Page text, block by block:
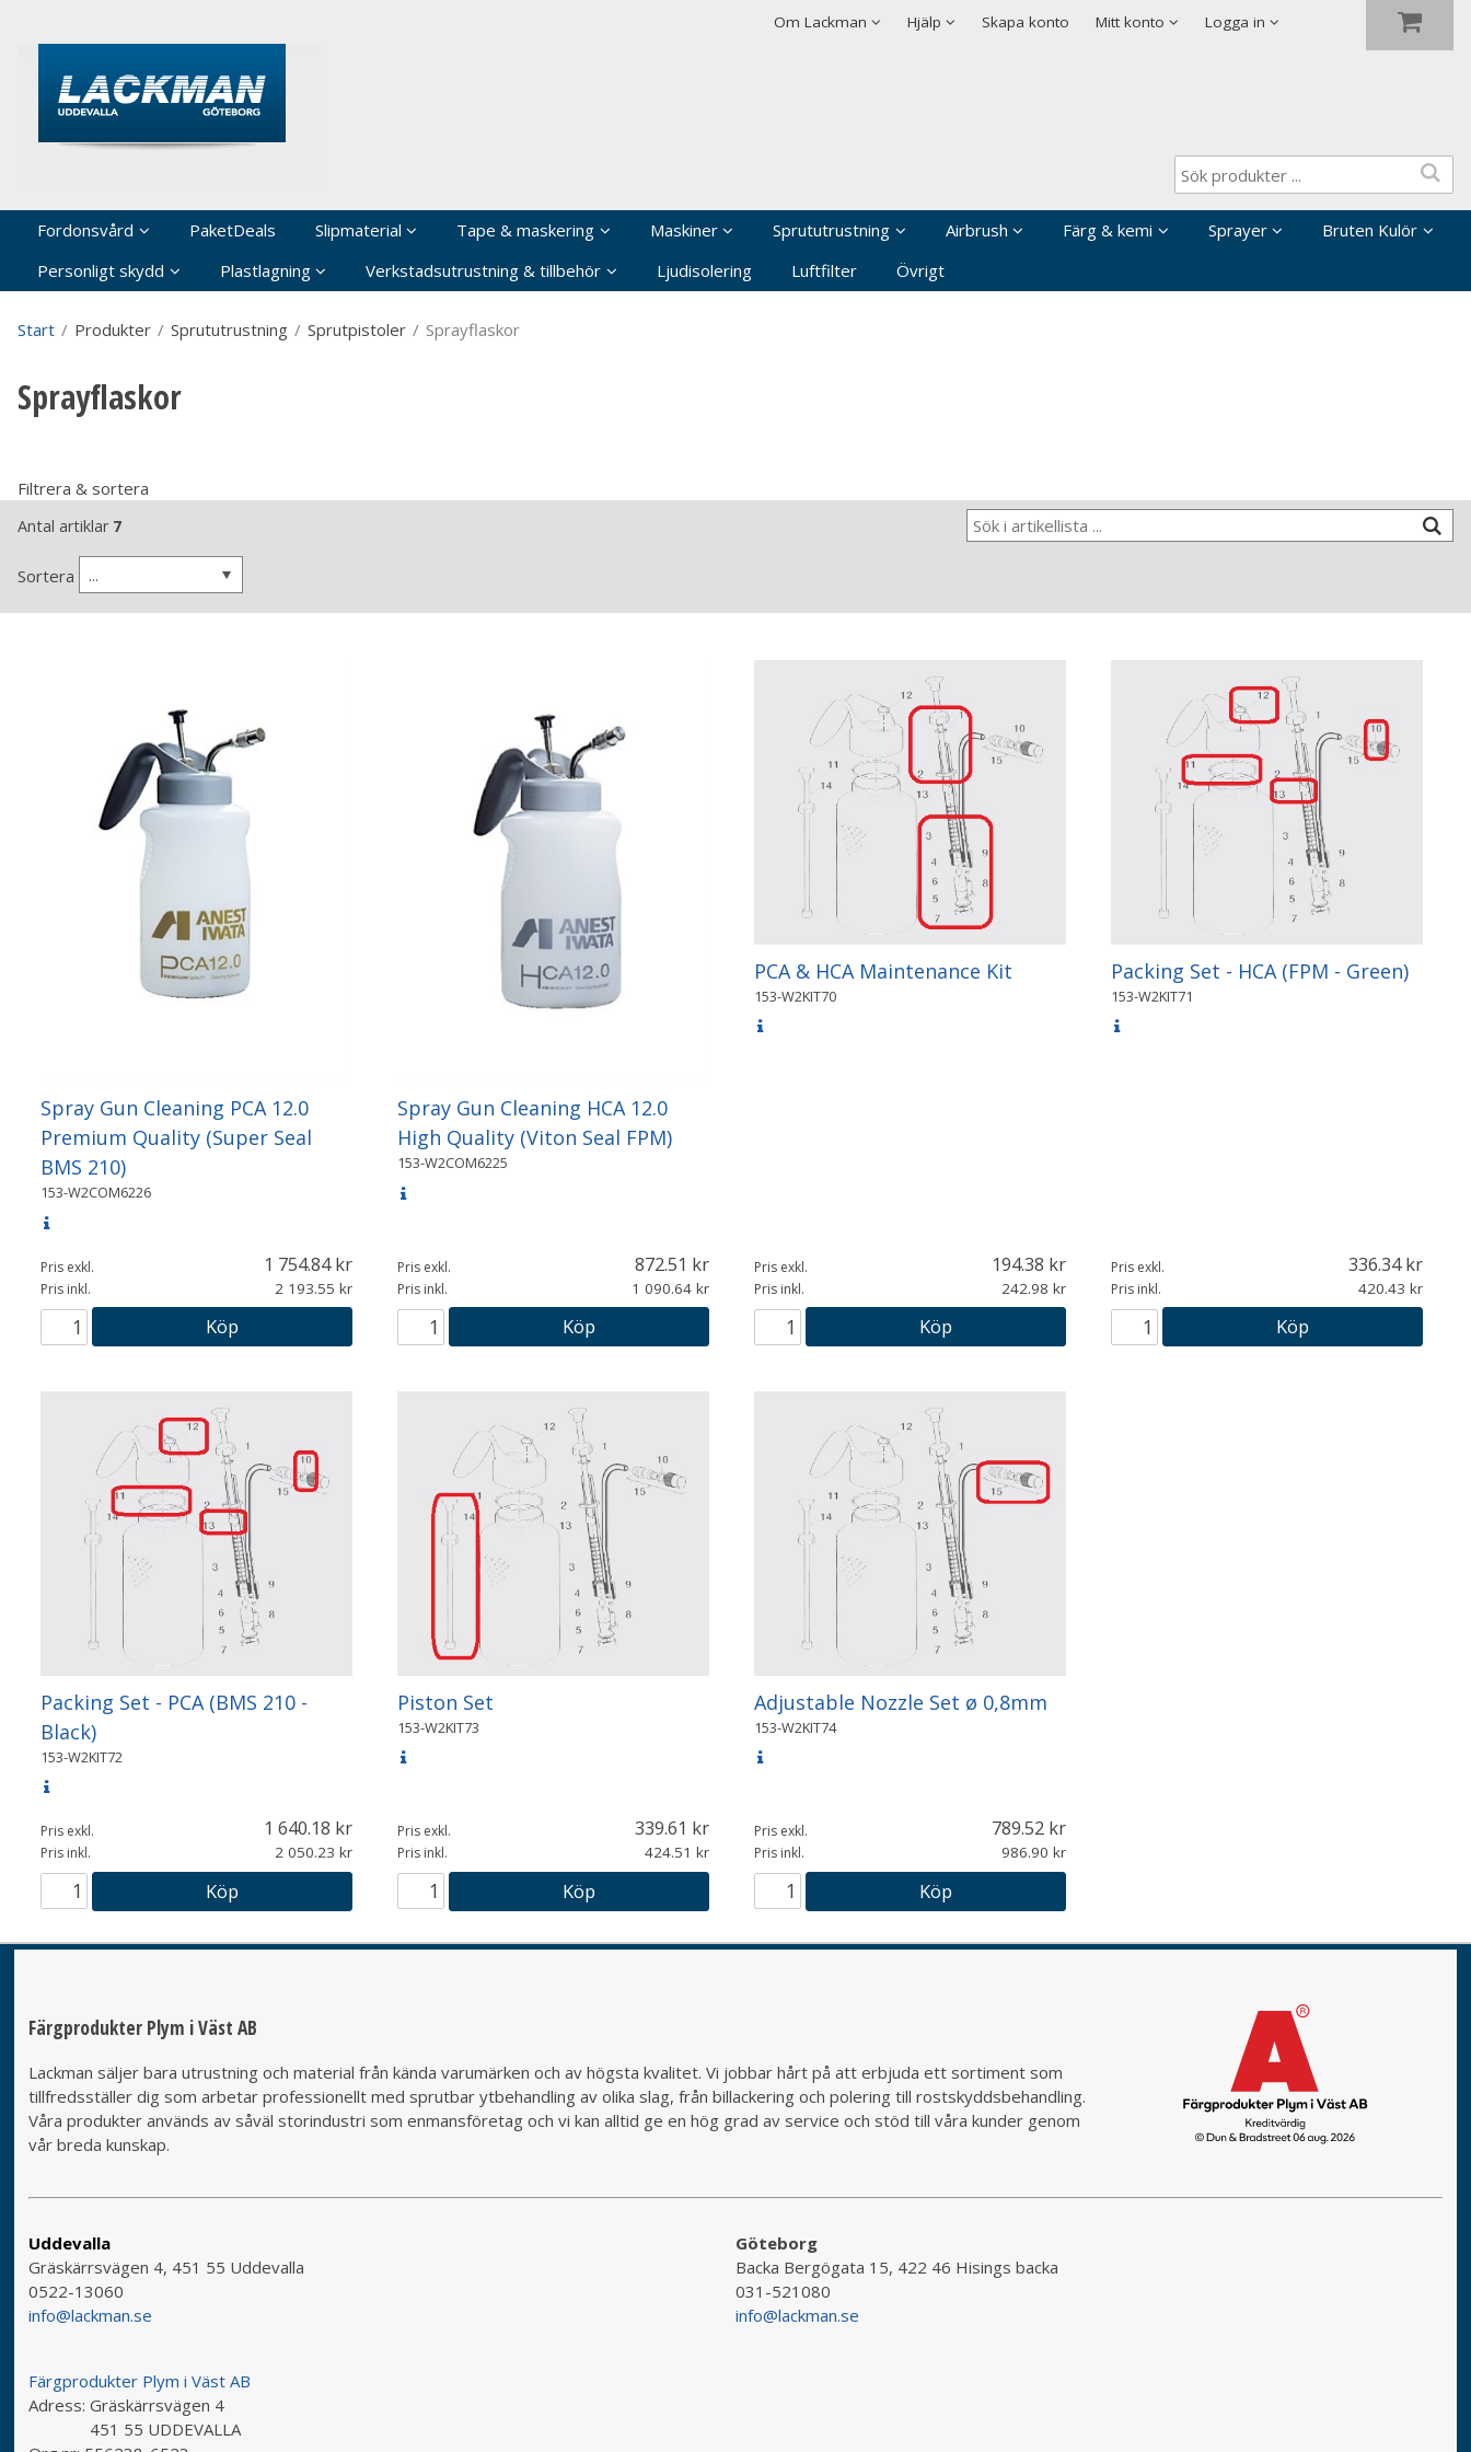
Om Lackman
Villkor Hjälp
Integritetspolicy Skapa konto Mitt konto Logga in
Skapa nytt konto
Fordonsvård PaketDeals Slipmaterial Tape & maskering Maskiner Sprututrustning Airbrush Färg & kemi Sprayer
Bruten Kulör
Personligt skydd
Plastlagning Verkstadsutrustning & tillbehör Ljudisolering Luftfilter Övrigt
Start / Produkter / Sprututrustning / Sprutpistoler / Sprayflaskor
Sprayflaskor
Filtrera & sortera
Antal artiklar 7
Sortera ...
Spray Gun Cleaning PCA 12.0
Premium Quality (Super Seal
BMS 210)
153-W2COM6226
Pris exkl. 1 754.84
Pris inkl. 2 193.55
Köp
Spray Gun Cleaning HCA 12.0
High Quality (Viton Seal FPM)
153-W2COM6225
Pris exkl. 872.51
Pris inkl. 1 090.64
Köp
PCA & HCA Maintenance Kit
153-W2KIT70
Pris exkl. 194.38
Pris inkl. 242.98
Köp
Packing Set - HCA (FPM - Green)
153-W2KIT71
Pris exkl. 336.34
Pris inkl. 420.43
Köp
Packing Set - PCA (BMS 210 -
Black)
153-W2KIT72
Pris exkl. 1 640.18
Pris inkl. 2 050.23
Köp
Piston Set
153-W2KIT73
Pris exkl. 339.61
Pris inkl. 424.51
Köp
Adjustable Nozzle Set ø 0,8mm
153-W2KIT74
Pris exkl. 789.52
Pris inkl. 986.90
Köp
Färgprodukter Plym i Väst AB
Lackman säljer bara utrustning och material från kända varumärken och av högsta kvalitet. Vi jobbar hårt på att erbjuda ett sortiment som
tillfredsställer dig som arbetar professionellt med sprutbar ytbehandling av olika slag, från billackering och polering till rostskyddsbehandling.
Våra produkter används av såväl storindustri som enmansföretag och vi kan alltid ge en hög grad av service och stöd till våra kunder genom
vår breda kunskap.
Uddevalla
Gräskärrsvägen 4, 451 55 Uddevalla
0522-13060
info@lackman.se
Göteborg
Backa Bergögata 15, 422 46 Hisings backa
031-521080
info@lackman.se
Färgprodukter Plym i Väst AB
Adress: Gräskärrsvägen 4
451 55 UDDEVALLA